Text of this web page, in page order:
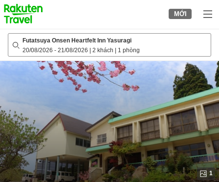
to
top
page
MỚI
Futatsuya Onsen Heartfelt Inn Yasuragi
20/08/2026 - 21/08/2026 2 khách 1 phòng
1